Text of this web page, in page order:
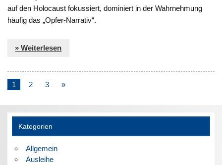
auf den Holocaust fokussiert, dominiert in der Wahrnehmung
häufig das „Opfer-Narrativ“.
» Weiterlesen
1 2 3 »
Kategorien
Allgemein
Ausleihe